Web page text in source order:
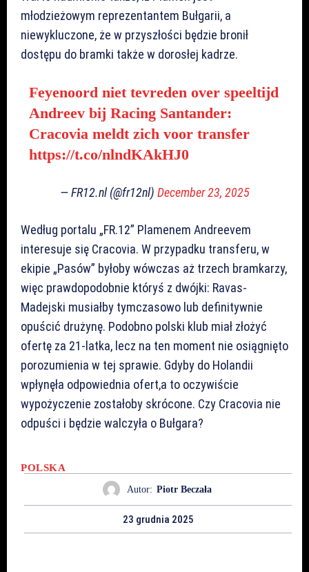
młodzieżowym reprezentantem Bułgarii, a
niewykluczone, że w przyszłości będzie bronił
dostępu do bramki także w dorosłej kadrze.
Feyenoord niet tevreden over speeltijd
Andreev bij Racing Santander:
Cracovia meldt zich voor transfer
https://t.co/nlndKAkHJ0
— FR12.nl (@fr12nl) December 23, 2025
Według portalu „FR.12” Plamenem Andreevem
interesuje się Cracovia. W przypadku transferu, w
ekipie „Pasów” byłoby wówczas aż trzech bramkarzy,
więc prawdopodobnie któryś z dwójki: Ravas-
Madejski musiałby tymczasowo lub definitywnie
opuścić drużynę. Podobno polski klub miał złożyć
ofertę za 21-latka, lecz na ten moment nie osiągnięto
porozumienia w tej sprawie. Gdyby do Holandii
wpłynęła odpowiednia ofert,a to oczywiście
wypożyczenie zostałoby skrócone. Czy Cracovia nie
odpuści i będzie walczyła o Bułgara?
POLSKA
Autor: Piotr Beczała
23 grudnia 2025